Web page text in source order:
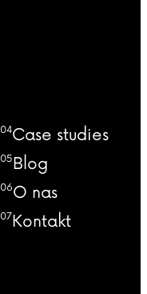
04Case studies
05Blog
06O nas
07Kontakt